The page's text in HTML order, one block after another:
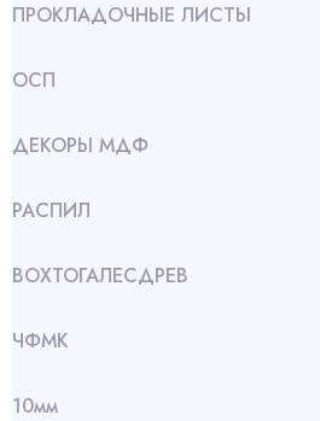
ПРОКЛАДОЧНЫЕ ЛИСТЫ
ОСП
ДЕКОРЫ МДФ
РАСПИЛ
ВОХТОГАЛЕСДРЕВ
ЧФМК
10мм